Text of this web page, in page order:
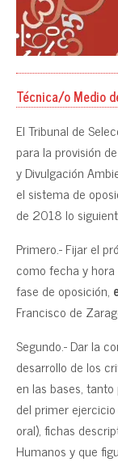
Técnica/o Medio
El Tribunal de
para la provisión
y Divulgación
el sistema de
de 2018 lo
Primero.- Fijar el
como fecha y
fase de oposición,
Francisco de
Segundo.- Dar la
desarrollo de los
en las bases,
del primer
oral), fichas
Humanos y que